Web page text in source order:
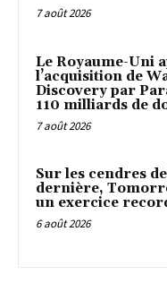
7 août 2026
Le Royaume-Uni
l’acquisition de
Discovery par
110 milliards de
7 août 2026
Sur les cendres
dernière,
un exercice
6 août 2026